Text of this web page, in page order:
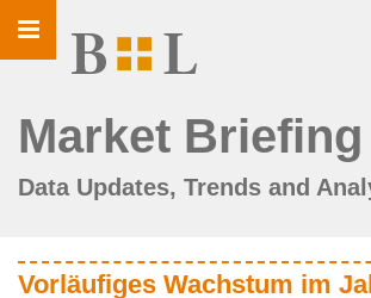
Toggle
navigation
Market Briefing
Data Updates, Trends and
Vorläufiges Wachstum im